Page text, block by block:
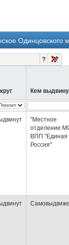
?
Кем
"Местное
отделение
ВПП "Единая
Россия"